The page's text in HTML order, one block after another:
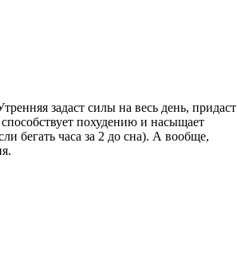
задаст силы на весь день, придаст
похудению и насыщает
бегать часа за 2 до сна). А вообще,